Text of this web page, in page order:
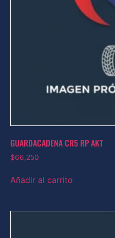
GUARDACADENA CR5 RP AKT
$66,250
Añadir al carrito